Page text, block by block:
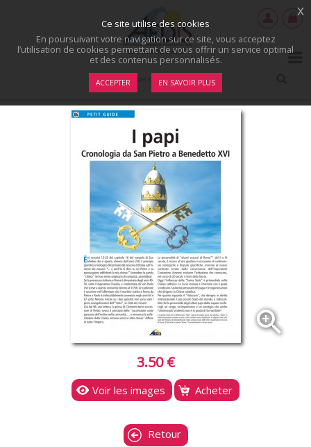
zoom_in
3.50 €
Voir les images Acheter
Retour
Ce site utilise des cookies
En poursuivant votre navigation sur ce site, vous acceptez
l’utilisation de cookies permettant de vous offrir un service optimal
et des contenus personnalisés.
ACCEPTER EN SAVOIR PLUS
x